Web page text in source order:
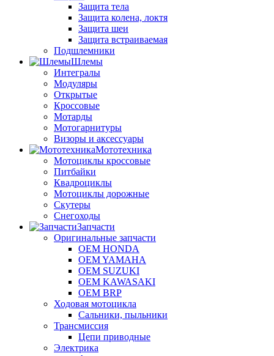
Защита тела
Защита колена, локтя
Защита шеи
Защита встраиваемая
Подшлемники
Шлемы
Интегралы
Модуляры
Открытые
Кроссовые
Мотарды
Мотогарнитуры
Визоры и аксессуары
Мототехника
Мотоциклы кроссовые
Питбайки
Квадроциклы
Мотоциклы дорожные
Скутеры
Снегоходы
Запчасти
Оригинальные запчасти
OEM HONDA
OEM YAMAHA
OEM SUZUKI
OEM KAWASAKI
OEM BRP
Ходовая мотоцикла
Сальники, пыльники
Трансмиссия
Цепи приводные
Электрика